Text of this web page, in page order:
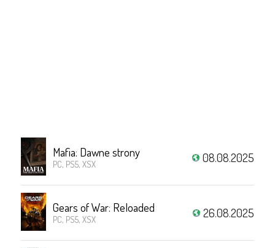
Mafia: Dawne strony
PC, PS5, XSX 08.08.2025
Gears of War: Reloaded
PC, PS5, XSX 26.08.2025